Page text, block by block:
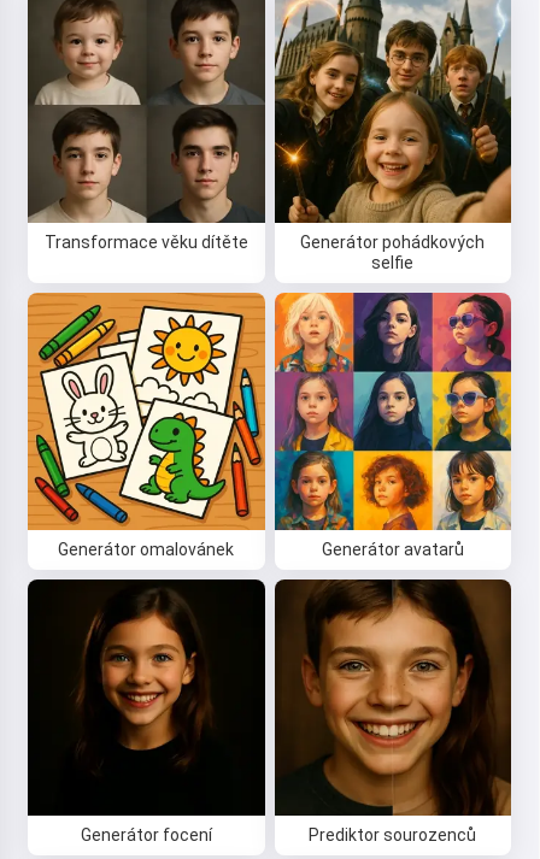
Transformace věku dítěte
Generátor pohádkových
selfie
Generátor omalovánek Generátor avatarů
Generátor focení Prediktor sourozenců
Ahoj! Jsem Storiko 👋
Vyprávím kouzelné pohádky na
dobrou noc pro vaše děti 🌟
Přečíst pohádku
Používáním služby souhlasíte s:Podmínky služby,
Zásady
ochrany osobních údajů ,Zásady vrácení peněz